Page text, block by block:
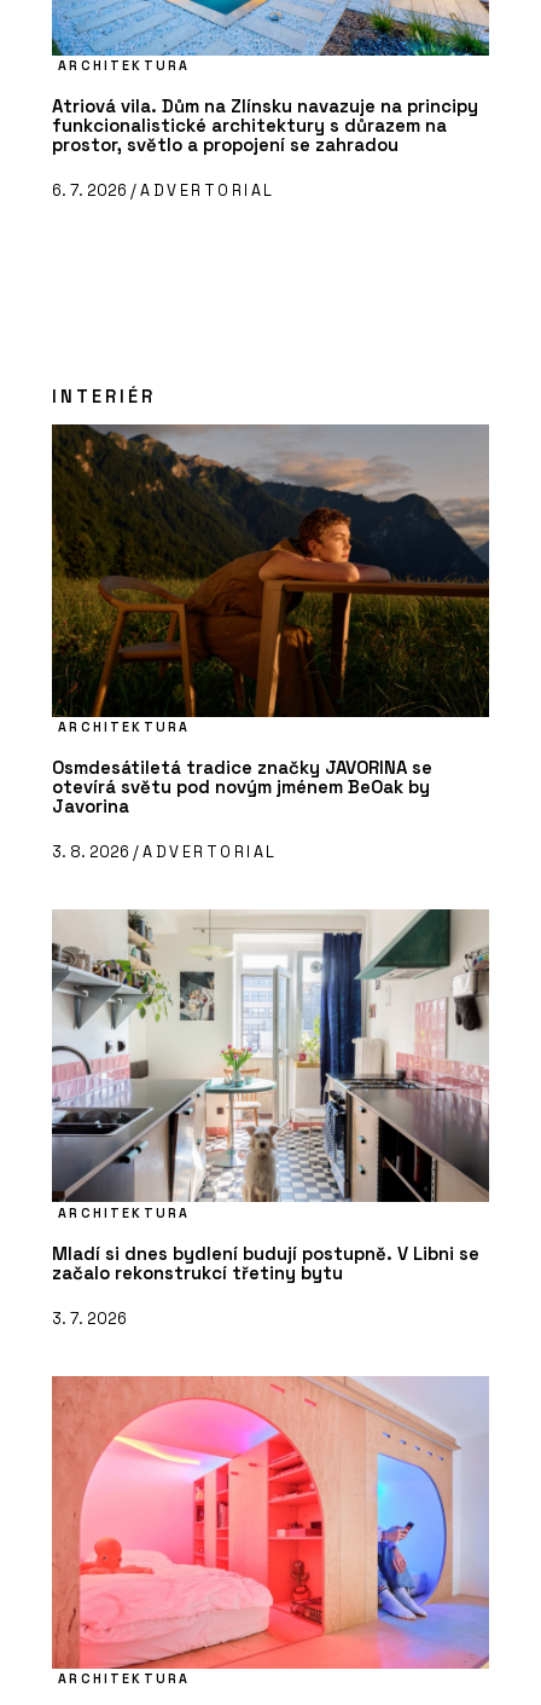
ARCHITEKTURA
Atriová vila. Dům na Zlínsku navazuje na principy
funkcionalistické architektury s důrazem na
prostor, světlo a propojení se zahradou
6. 7. 2026 /ADVERTORIAL
INTERIÉR
ARCHITEKTURA
Osmdesátiletá tradice značky JAVORINA se
otevírá světu pod novým jménem BeOak by
Javorina
3. 8. 2026 /ADVERTORIAL
ARCHITEKTURA
Mladí si dnes bydlení budují postupně. V Libni se
začalo rekonstrukcí třetiny bytu
3. 7. 2026
ARCHITEKTURA